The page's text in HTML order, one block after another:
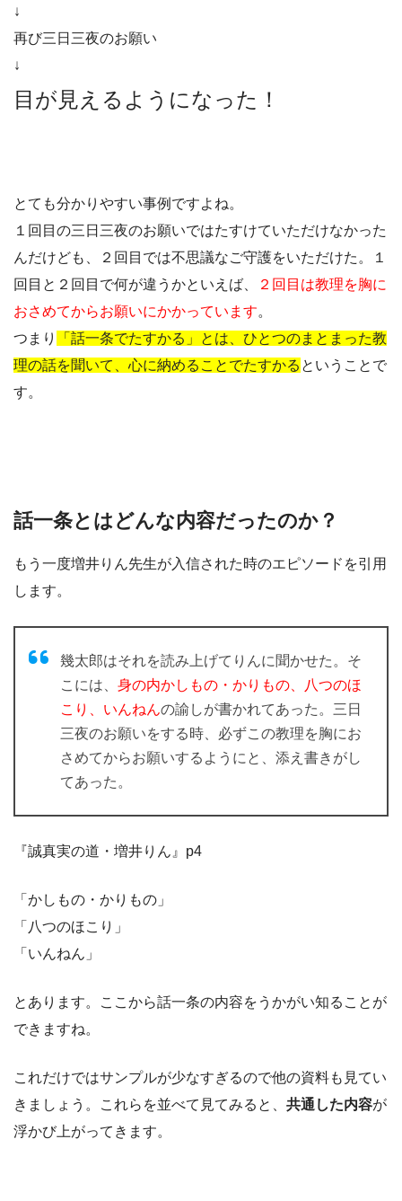
↓
再び三日三夜のお願い
↓
目が見えるようになった！
とても分かりやすい事例ですよね。
１回目の三日三夜のお願いではたすけていただけなかった
んだけども、２回目では不思議なご守護をいただけた。１
回目と２回目で何が違うかといえば、
２回目は教理を胸に
おさめてからお願いにかかっています。
つまり
「話一条でたすかる」とは、ひとつのまとまった教
理の話を聞いて、心に納めることでたすかる ということで
す。
話一条とはどんな内容だったのか？
もう一度増井りん先生が入信された時のエピソードを引用
します。
幾太郎はそれを読み上げてりんに聞かせた。そ
こには、 身の内かしもの・かりもの、八つのほ
こり、いんねんの諭しが書かれてあった。三日
三夜のお願いをする時、必ずこの教理を胸にお
さめてからお願いするようにと、添え書きがし
てあった。
『誠真実の道・増井りん』p4
「かしもの・かりもの」
「八つのほこり」
「いんねん」
とあります。ここから話一条の内容をうかがい知ることが
できますね。
これだけではサンプルが少なすぎるので他の資料も見てい
きましょう。これらを並べて見てみると、 共通した内容が
浮かび上がってきます。